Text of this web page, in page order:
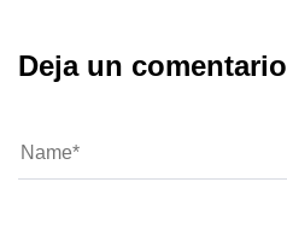
Deja un comentario